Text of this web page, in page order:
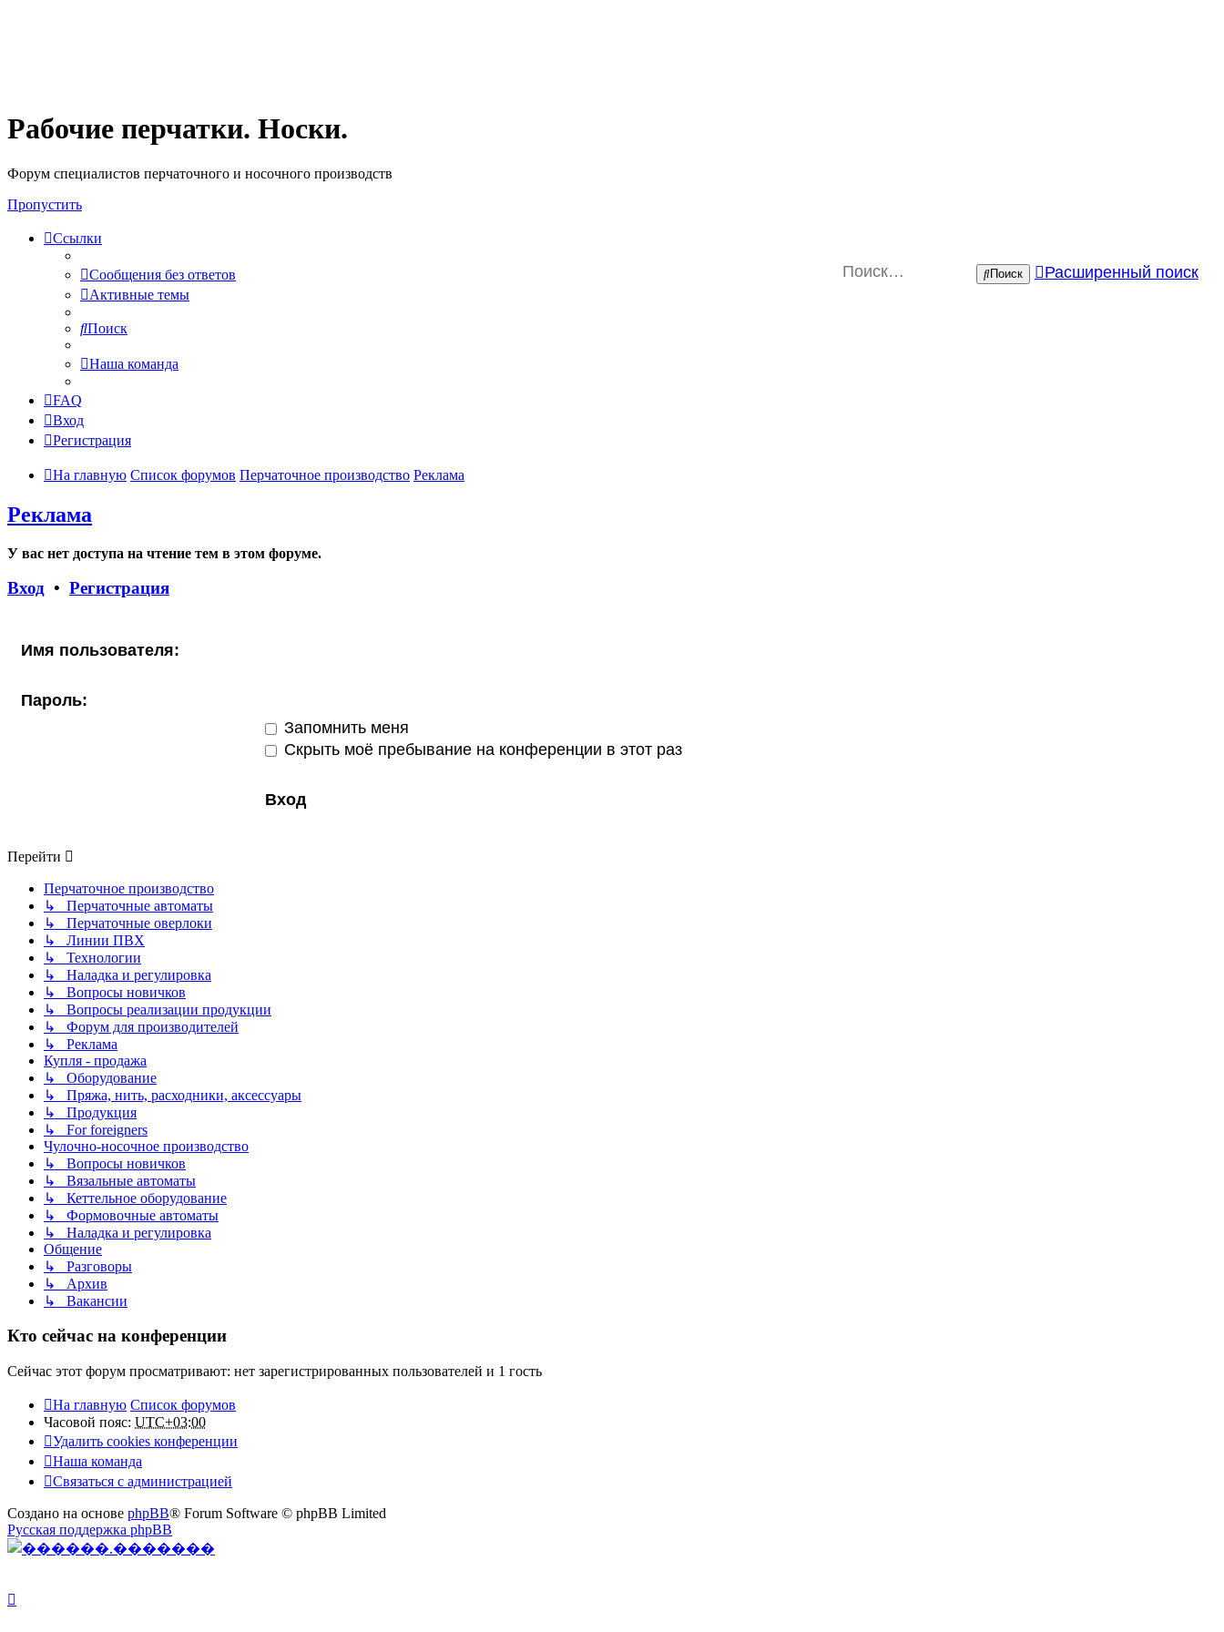
Рабочие перчатки. Носки.
Форум специалистов перчаточного и носочного производств
Пропустить
Поиск Расширенный поиск
Ссылки
Сообщения без ответов
Активные темы
Поиск
Наша команда
FAQ
Вход
Регистрация
На главную Список форумов Перчаточное производство Реклама
Реклама
У вас нет доступа на чтение тем в этом форуме.
Вход • Регистрация
Имя пользователя:
Пароль:
Запомнить меня
Скрыть моё пребывание на конференции в этот раз
Перейти
Перчаточное производство
↳ Перчаточные автоматы
↳ Перчаточные оверлоки
↳ Линии ПВХ
↳ Технологии
↳ Наладка и регулировка
↳ Вопросы новичков
↳ Вопросы реализации продукции
↳ Форум для производителей
↳ Реклама
Купля - продажа
↳ Оборудование
↳ Пряжа, нить, расходники, аксессуары
↳ Продукция
↳ For foreigners
Чулочно-носочное производство
↳ Вопросы новичков
↳ Вязальные автоматы
↳ Кеттельное оборудование
↳ Формовочные автоматы
↳ Наладка и регулировка
Общение
↳ Разговоры
↳ Архив
↳ Вакансии
Кто сейчас на конференции
Сейчас этот форум просматривают: нет зарегистрированных пользователей и 1 гость
На главную Список форумов
Часовой пояс: UTC+03:00
Удалить cookies конференции
Наша команда
Связаться с администрацией
Создано на основе phpBB® Forum Software © phpBB Limited
Русская поддержка phpBB